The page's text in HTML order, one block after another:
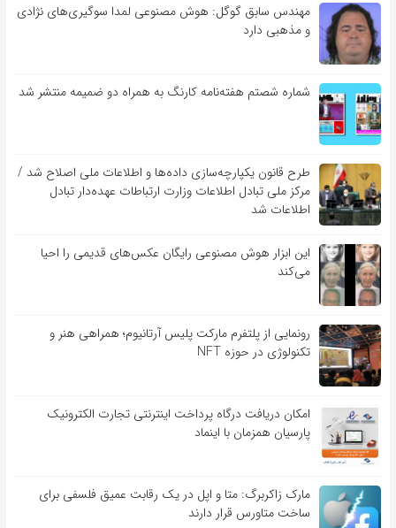
مهندس سابق گوگل: هوش مصنوعی لمدا سوگیری‌های نژادی
و مذهبی دارد
شماره شصتم هفته‌نامه کارنگ به همراه دو ضمیمه منتشر شد
طرح قانون یکپارچه‌سازی داده‌ها و اطلاعات ملی اصلاح شد /
مرکز ملی تبادل اطلاعات وزارت ارتباطات عهده‌دار تبادل
اطلاعات شد
این ابزار هوش مصنوعی رایگان عکس‌های قدیمی را احیا
می‌کند
رونمایی از پلتفرم مارکت پلیس آرتانیوم؛ همراهی هنر و
تکنولوژی در حوزه NFT
امکان دریافت درگاه پرداخت اینترنتی تجارت الکترونیک
پارسیان همزمان با اینماد
مارک زاکربرگ: متا و اپل در یک رقابت عمیق فلسفی برای
ساخت متاورس قرار دارند